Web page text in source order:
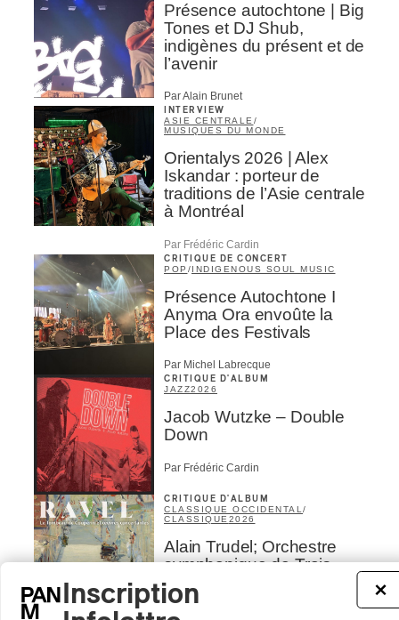
Présence autochtone | Big
Tones et DJ Shub,
indigènes du présent et de
l’avenir
Par Alain Brunet
INTERVIEW
ASIE CENTRALE/
MUSIQUES DU MONDE
Orientalys 2026 | Alex
Iskandar : porteur de
traditions de l’Asie centrale
à Montréal
Par Frédéric Cardin
CRITIQUE DE CONCERT
POP /INDIGENOUS SOUL MUSIC
Présence Autochtone I
Anyma Ora envoûte la
Place des Festivals
Par Michel Labrecque
CRITIQUE D'ALBUM
JAZZ2026
Jacob Wutzke – Double
Down
Par Frédéric Cardin
CRITIQUE D'ALBUM
CLASSIQUE OCCIDENTAL/
CLASSIQUE2026
Alain Trudel; Orchestre
symphonique de Trois-
Rivières; Élisabeth Pion;
Valérie Milot – Ravel
×
Inscription